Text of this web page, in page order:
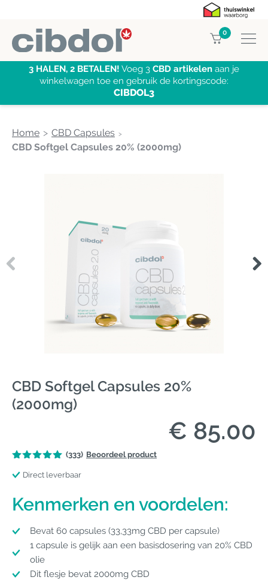
0
3 HALEN, 2 BETALEN! Voeg 3 CBD artikelen aan je
winkelwagen toe en gebruik de kortingscode:
CIBDOL3
Home
CBD Capsules
CBD Softgel Capsules 20% (2000mg)
CBD Softgel Capsules 20%
(2000mg)
€ 85.00
(333) Beoordeel product
Direct leverbaar
Kenmerken en voordelen:
Bevat 60 capsules (33,33mg CBD per capsule)
1 capsule is gelijk aan een basisdosering van 20% CBD
olie
Dit flesje bevat 2000mg CBD